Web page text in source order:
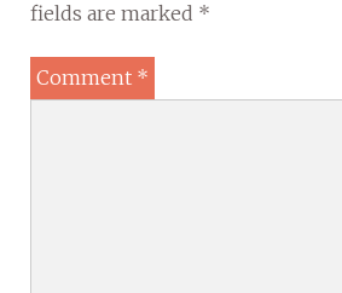
fields are marked *
Comment *